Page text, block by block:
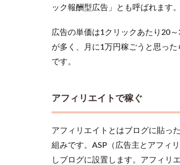
2
万
円
の
次
円
を
指
そ
う
ック報酬型広告」とも呼ばれます。
広告の単価は1クリックあたり20
が多く、月に1万円稼ごうと思っ
です。
アフィリエイトで稼ぐ
アフィリエイトとはブログに貼っ
組みです。ASP（広告主とアフィ
しブログに設置します。アフィリ